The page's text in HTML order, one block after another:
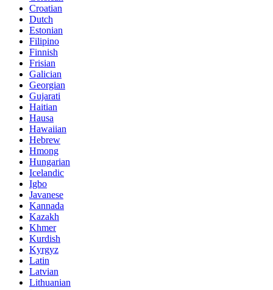
Croatian
Dutch
Estonian
Filipino
Finnish
Frisian
Galician
Georgian
Gujarati
Haitian
Hausa
Hawaiian
Hebrew
Hmong
Hungarian
Icelandic
Igbo
Javanese
Kannada
Kazakh
Khmer
Kurdish
Kyrgyz
Latin
Latvian
Lithuanian